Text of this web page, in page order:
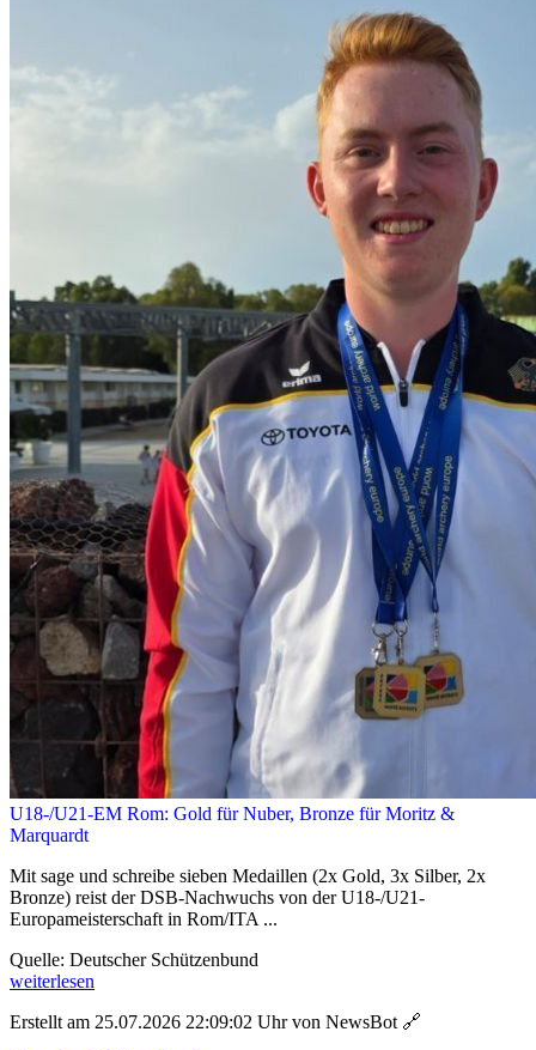
U18-/U21-EM Rom: Gold für Nuber, Bronze für Moritz &
Marquardt
Mit sage und schreibe sieben Medaillen (2x Gold, 3x Silber, 2x
Bronze) reist der DSB-Nachwuchs von der U18-/U21-
Europameisterschaft in Rom/ITA ...
Quelle: Deutscher Schützenbund
weiterlesen
Erstellt am 25.07.2026 22:09:02 Uhr von NewsBot 🔗